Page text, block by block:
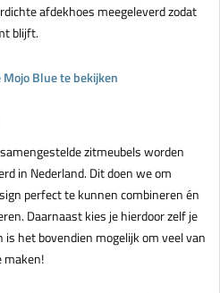
afdekhoes meegeleverd zodat
blijft.
Blue te bekijken
zitmeubels worden
in Nederland. Dit doen we om
perfect te kunnen combineren én
Daarnaast kies je hierdoor zelf je
het bovendien mogelijk om veel van
maken!